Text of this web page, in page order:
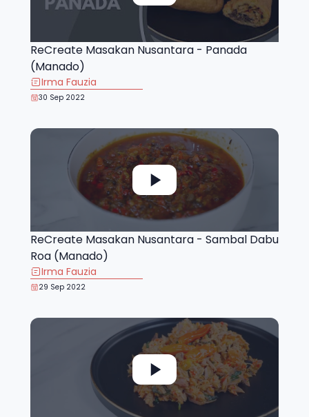
ReCreate Masakan Nusantara - Panada
(Manado)
Irma Fauzia
30 Sep 2022
ReCreate Masakan Nusantara - Sambal Dabu
Roa (Manado)
Irma Fauzia
29 Sep 2022